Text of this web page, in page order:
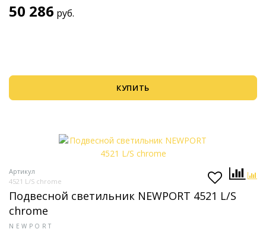
50 286 руб.
КУПИТЬ
Артикул
4521 L/S chrome
Подвесной светильник NEWPORT 4521 L/S
chrome
NEWPORT